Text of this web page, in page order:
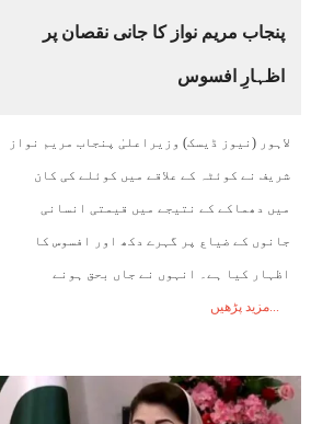
پنجاب مریم نواز کا جانی نقصان پر
اظہارِ افسوس
لاہور (نیوز ڈیسک) وزیراعلیٰ پنجاب مریم نواز
شریف نے کوئٹہ کے علاقے میں کوئلے کی کان
میں دھماکے کے نتیجے میں قیمتی انسانی
جانوں کے ضیاع پر گہرے دکھ اور افسوس کا
اظہار کیا ہے۔ انہوں نے جاں بحق ہونے
مزید پڑھیں